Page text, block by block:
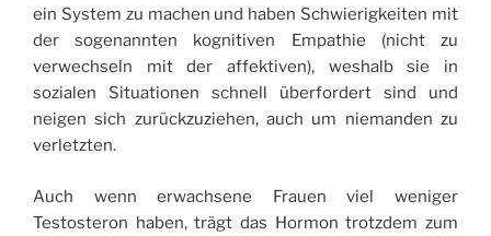
ein System zu machen und haben Schwierigkeiten mit
der sogenannten kognitiven Empathie (nicht zu
verwechseln mit der affektiven), weshalb sie in
sozialen Situationen schnell überfordert sind und
neigen sich zurückzuziehen, auch um niemanden zu
verletzten.
Auch wenn erwachsene Frauen viel weniger
Testosteron haben, trägt das Hormon trotzdem zum